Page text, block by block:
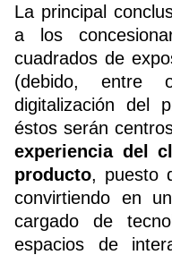
La principal
a los
cuadrados de
(debido, entre
digitalización del
éstos serán
experiencia del
producto, puesto
convirtiendo en
cargado de
espacios de